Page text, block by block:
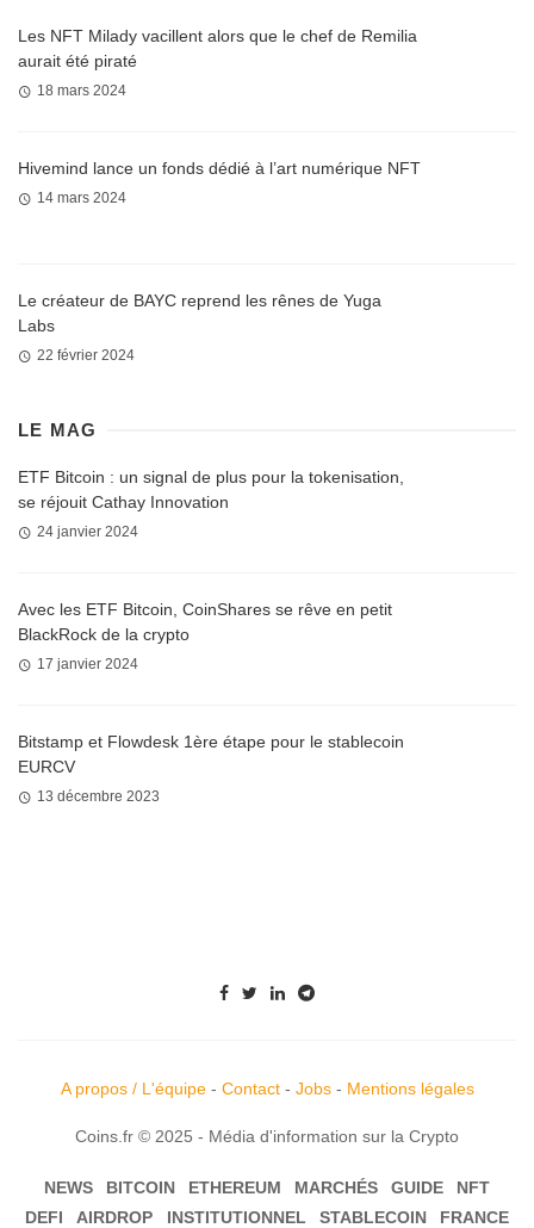
Les NFT Milady vacillent alors que le chef de Remilia
aurait été piraté
18 mars 2024
Hivemind lance un fonds dédié à l’art numérique NFT
14 mars 2024
Le créateur de BAYC reprend les rênes de Yuga
Labs
22 février 2024
LE MAG
ETF Bitcoin : un signal de plus pour la tokenisation,
se réjouit Cathay Innovation
24 janvier 2024
Avec les ETF Bitcoin, CoinShares se rêve en petit
BlackRock de la crypto
17 janvier 2024
Bitstamp et Flowdesk 1ère étape pour le stablecoin
EURCV
13 décembre 2023
A propos / L'équipe- Contact- Jobs- Mentions légales
Coins.fr © 2025 - Média d'information sur la Crypto
NEWS BITCOIN ETHEREUM MARCHÉS GUIDE
NFT
DEFI
AIRDROP INSTITUTIONNEL STABLECOIN FRANCE